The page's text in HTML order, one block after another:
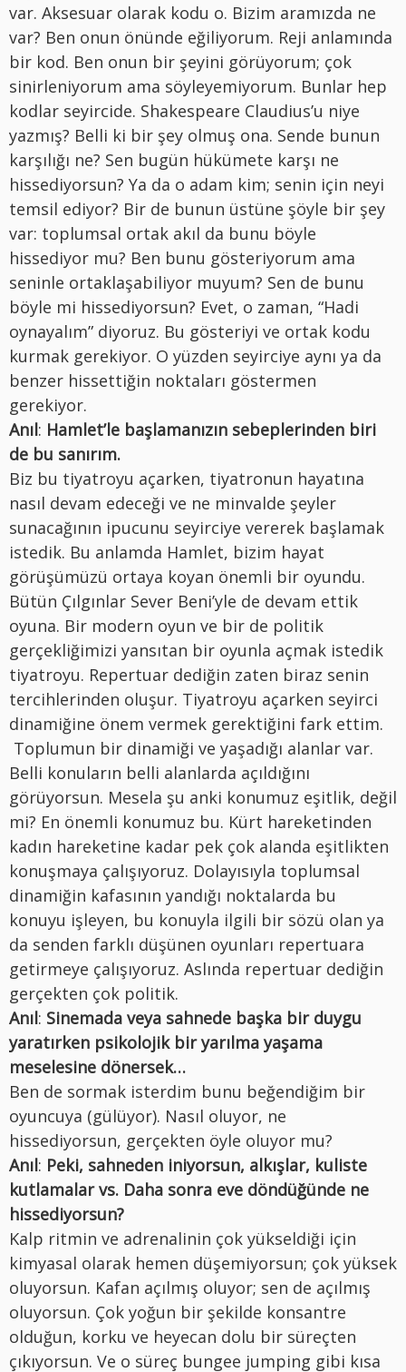
var. Aksesuar olarak kodu o. Bizim aramızda ne
var? Ben onun önünde eğiliyorum. Reji anlamında
bir kod. Ben onun bir şeyini görüyorum; çok
sinirleniyorum ama söyleyemiyorum. Bunlar hep
kodlar seyircide. Shakespeare Claudius’u niye
yazmış? Belli ki bir şey olmuş ona. Sende bunun
karşılığı ne? Sen bugün hükümete karşı ne
hissediyorsun? Ya da o adam kim; senin için neyi
temsil ediyor? Bir de bunun üstüne şöyle bir şey
var: toplumsal ortak akıl da bunu böyle
hissediyor mu? Ben bunu gösteriyorum ama
seninle ortaklaşabiliyor muyum? Sen de bunu
böyle mi hissediyorsun? Evet, o zaman, “Hadi
oynayalım” diyoruz. Bu gösteriyi ve ortak kodu
kurmak gerekiyor. O yüzden seyirciye aynı ya da
benzer hissettiğin noktaları göstermen
gerekiyor.
Anıl: Hamlet’le başlamanızın sebeplerinden biri
de bu sanırım.
Biz bu tiyatroyu açarken, tiyatronun hayatına
nasıl devam edeceği ve ne minvalde şeyler
sunacağının ipucunu seyirciye vererek başlamak
istedik. Bu anlamda Hamlet, bizim hayat
görüşümüzü ortaya koyan önemli bir oyundu.
Bütün Çılgınlar Sever Beni’yle de devam ettik
oyuna. Bir modern oyun ve bir de politik
gerçekliğimizi yansıtan bir oyunla açmak istedik
tiyatroyu. Repertuar dediğin zaten biraz senin
tercihlerinden oluşur. Tiyatroyu açarken seyirci
dinamiğine önem vermek gerektiğini fark ettim.
Toplumun bir dinamiği ve yaşadığı alanlar var.
Belli konuların belli alanlarda açıldığını
görüyorsun. Mesela şu anki konumuz eşitlik, değil
mi? En önemli konumuz bu. Kürt hareketinden
kadın hareketine kadar pek çok alanda eşitlikten
konuşmaya çalışıyoruz. Dolayısıyla toplumsal
dinamiğin kafasının yandığı noktalarda bu
konuyu işleyen, bu konuyla ilgili bir sözü olan ya
da senden farklı düşünen oyunları repertuara
getirmeye çalışıyoruz. Aslında repertuar dediğin
gerçekten çok politik.
Anıl: Sinemada veya sahnede başka bir duygu
yaratırken psikolojik bir yarılma yaşama
meselesine dönersek…
Ben de sormak isterdim bunu beğendiğim bir
oyuncuya (gülüyor). Nasıl oluyor, ne
hissediyorsun, gerçekten öyle oluyor mu?
Anıl: Peki, sahneden iniyorsun, alkışlar, kuliste
kutlamalar vs. Daha sonra eve döndüğünde ne
hissediyorsun?
Kalp ritmin ve adrenalinin çok yükseldiği için
kimyasal olarak hemen düşemiyorsun; çok yüksek
oluyorsun. Kafan açılmış oluyor; sen de açılmış
oluyorsun. Çok yoğun bir şekilde konsantre
olduğun, korku ve heyecan dolu bir süreçten
çıkıyorsun. Ve o süreç bungee jumping gibi kısa